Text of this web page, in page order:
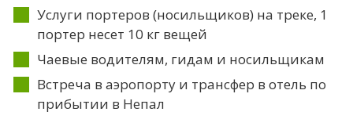
Услуги портеров (носильщиков) на треке, 1
портер несет 10 кг вещей
Чаевые водителям, гидам и носильщикам
Встреча в аэропорту и трансфер в отель по
прибытии в Непал